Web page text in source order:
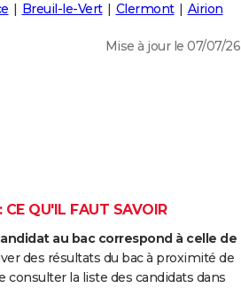
Breuil-le-Vert Clermont Airion
Mise à jour le 07/07/26
QU'IL FAUT SAVOIR
au bac correspond à celle de
des résultats du bac à proximité de
consulter la liste des candidats dans